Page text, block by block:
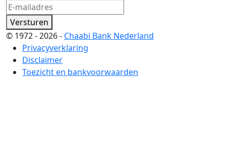
Versturen
© 1972 - 2026 - Chaabi Bank Nederland
Privacyverklaring
Disclaimer
Toezicht en bankvoorwaarden